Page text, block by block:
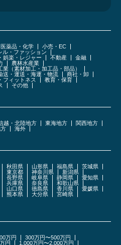
医薬品・化学
小売・EC
ル・ファッション
娯楽・レジャー 不動産
金融
農林水産業
業（素材加工・加工品・部品）
送・運送・海運・物流
商社・卸
フィットネス
教育・保育
その他
越・北陸地方 東海地方
関西地方
海外
秋田県 山形県 福島県
茨城県
東京都 神奈川県
新潟県
長野県 岐阜県 静岡県
愛知県
兵庫県 奈良県
和歌山県
山口県 徳島県 香川県
愛媛県
熊本県 大分県
宮崎県
万円
300万円〜500万円
円 1,000万円〜2,000万円